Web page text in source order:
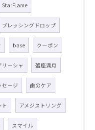
StarFlame
ブレッシングドロップ
base クーポン
リーシャ 蟹座満月
セージ 歯のケア
ト アメジストリング
スマイル